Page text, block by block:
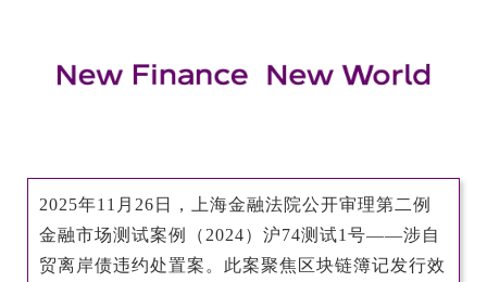
EN
地址：上海市浦东新区海基六路99号创新魔坊三期2号楼
邮编：201306
2025年11月26日，上海金融法院公开审理第二例
金融市场测试案例（2024）沪74测试1号——涉自
贸离岸债违约处置案。此案聚焦区块链簿记发行效